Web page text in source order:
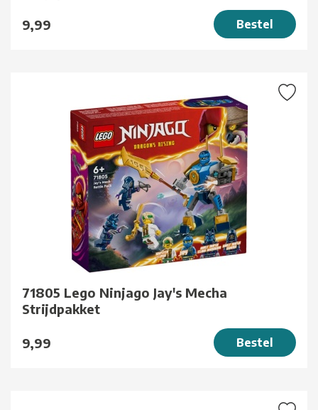
9,99 Bestel
71805 Lego Ninjago Jay's Mecha
Strijdpakket
9,99 Bestel